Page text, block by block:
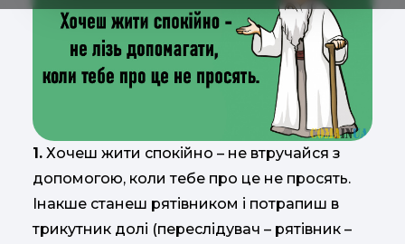
1. Хочеш жити спокійно – не втручайся з
допомогою, коли тебе про це не просять.
Інакше станеш рятівником і потрапиш в
трикутник долі (переслідувач – рятівник –